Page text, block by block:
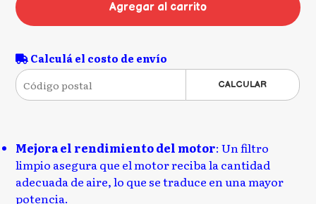
Agregar al carrito
Calculá el costo de envío
CALCULAR
Mejora el rendimiento del motor: Un filtro
limpio asegura que el motor reciba la cantidad
adecuada de aire, lo que se traduce en una mayor
potencia.